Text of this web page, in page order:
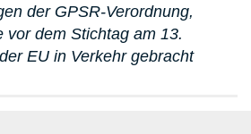
der GPSR-Verordnung,
vor dem Stichtag am 13.
EU in Verkehr gebracht